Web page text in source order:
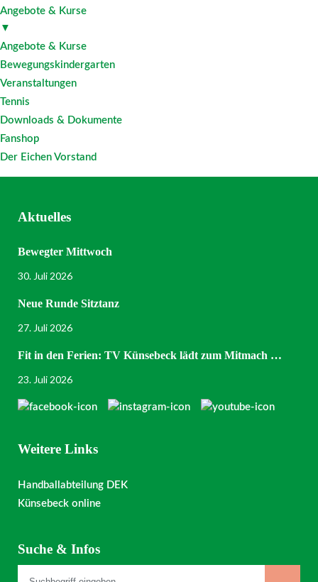
Angebote & Kurse
▼
Angebote & Kurse
Bewegungskindergarten
Veranstaltungen
Tennis
Downloads & Dokumente
Fanshop
Der Eichen Vorstand
Aktuelles
Bewegter Mittwoch
30. Juli 2026
Neue Runde Sitztanz
27. Juli 2026
Fit in den Ferien: TV Künsebeck lädt zum Mitmach …
23. Juli 2026
Weitere Links
Handballabteilung DEK
Künsebeck online
Suche & Infos